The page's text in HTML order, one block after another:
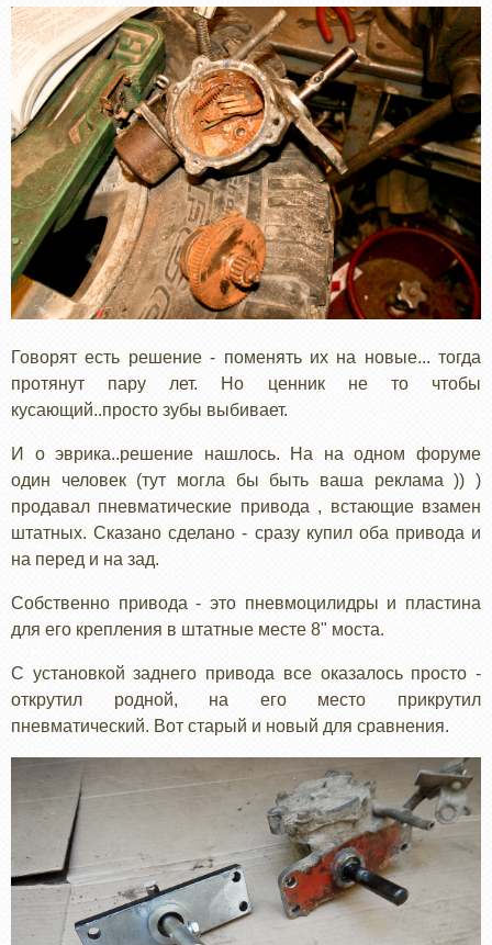
Говорят есть решение - поменять их на новые... тогда
протянут пару лет. Но ценник не то чтобы
кусающий..просто зубы выбивает.
И о эврика..решение нашлось. На на одном форуме
один человек (тут могла бы быть ваша реклама )) )
продавал пневматические привода , встающие взамен
штатных. Сказано сделано - сразу купил оба привода и
на перед и на зад.
Собственно привода - это пневмоцилидры и пластина
для его крепления в штатные месте 8" моста.
С установкой заднего привода все оказалось просто -
открутил родной, на его место прикрутил
пневматический. Вот старый и новый для сравнения.